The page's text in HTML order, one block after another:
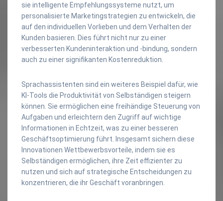
sie intelligente Empfehlungssysteme nutzt, um
personalisierte Marketingstrategien zu entwickeln, die
auf den individuellen Vorlieben und dem Verhalten der
Kunden basieren. Dies führt nicht nur zu einer
verbesserten Kundeninteraktion und -bindung, sondern
auch zu einer signifikanten Kostenreduktion.
Sprachassistenten sind ein weiteres Beispiel dafür, wie
KI-Tools die Produktivität von Selbständigen steigern
können. Sie ermöglichen eine freihändige Steuerung von
Aufgaben und erleichtern den Zugriff auf wichtige
Informationen in Echtzeit, was zu einer besseren
Geschäftsoptimierung führt. Insgesamt sichern diese
Innovationen Wettbewerbsvorteile, indem sie es
Selbständigen ermöglichen, ihre Zeit effizienter zu
nutzen und sich auf strategische Entscheidungen zu
konzentrieren, die ihr Geschäft voranbringen.